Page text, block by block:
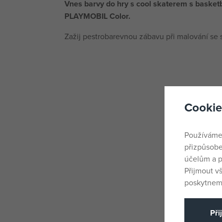
Vnes barvy do hry s cool skaterem s
PLAYMOBIL Color.
Zažij pestrobarevnou zábavu při malování se
účelům a
Přijmout